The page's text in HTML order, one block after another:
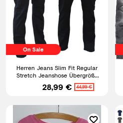
On Sale
Herren Jeans Slim Fit Regular
Stretch Jeanshose Übergröße
Hosen Six-Jeans
28,99 € 44,99 €